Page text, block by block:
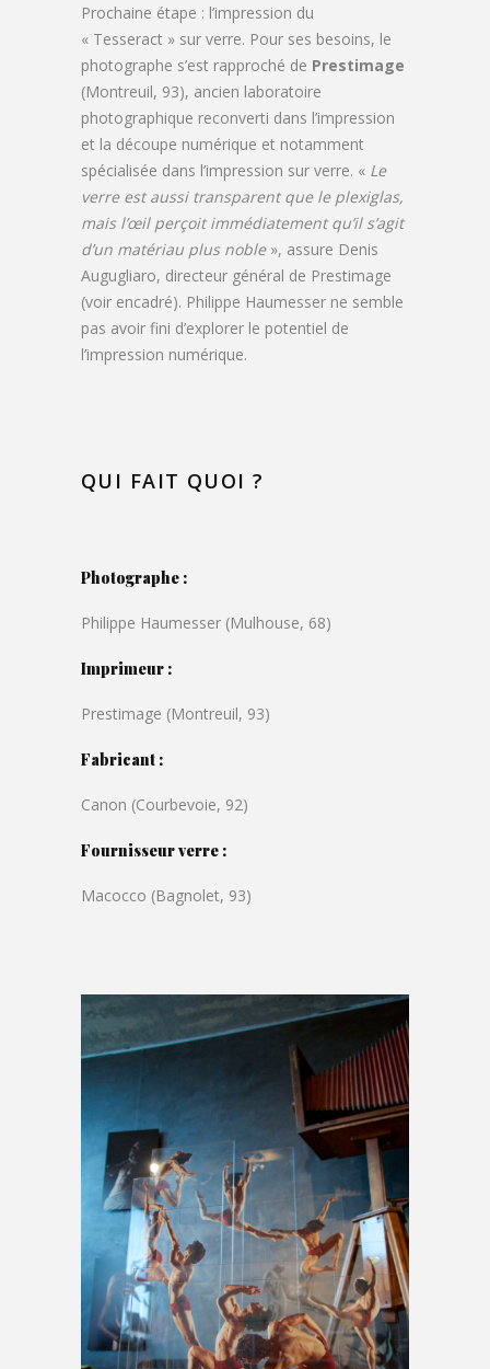
Prochaine étape : l’impression du
« Tesseract » sur verre. Pour ses besoins, le
photographe s’est rapproché de Prestimage
(Montreuil, 93), ancien laboratoire
photographique reconverti dans l’impression
et la découpe numérique et notamment
spécialisée dans l’impression sur verre. « Le
verre est aussi transparent que le plexiglas,
mais l’œil perçoit immédiatement qu’il s’agit
d’un matériau plus noble », assure Denis
Augugliaro, directeur général de Prestimage
(voir encadré). Philippe Haumesser ne semble
pas avoir fini d’explorer le potentiel de
l’impression numérique.
QUI FAIT QUOI ?
Photographe :
Philippe Haumesser (Mulhouse, 68)
Imprimeur :
Prestimage (Montreuil, 93)
Fabricant :
Canon (Courbevoie, 92)
Fournisseur verre :
Macocco (Bagnolet, 93)